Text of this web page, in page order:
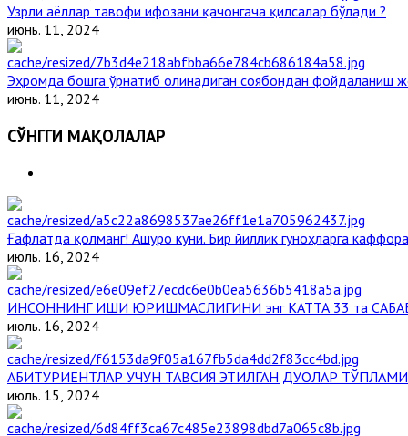
Узрли аёллар тавофи ифозани қачонгача қилсалар бўлади ?
июнь. 11, 2024
Эҳромда бошга ўрнатиб олинадиган соябондан фойдаланиш
июнь. 11, 2024
СЎНГГИ МАҚОЛАЛАР
Ғафлатда қолманг! Ашуро куни. Бир йиллик гуноҳларга
июль. 16, 2024
ИНСОННИНГ ИШИ ЮРИШМАСЛИГИНИ энг КАТТА 33 та
июль. 16, 2024
АБИТУРИЕНТЛАР УЧУН ТАВСИЯ ЭТИЛГАН ДУОЛАР ТЎПЛАМИ
июль. 15, 2024